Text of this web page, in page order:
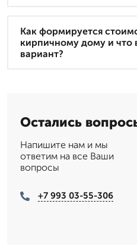
Как формируется
кирпичному дому и что
вариант?
Остались
Напишите нам и мы
ответим на все Ваши
вопросы
+7 993 03-55-306